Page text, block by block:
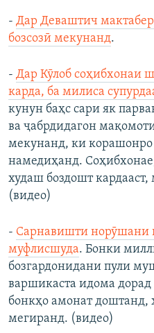
- Дар Деваштич
бозсозӣ мекунанд.
- Дар Кӯлоб соҳибхонаи
карда, ба милиса
кунун баҳс сари як
ва ҷабрдидагон
мекунанд, ки корашонро
намедиҳанд.
худаш боздошт кардааст,
(видео)
- Сарнавишти норӯшани
муфлисшуда. Бонки
бозгардонидани пули
варшикаста идома
бонкҳо амонат доштанд,
мегиранд. (видео)